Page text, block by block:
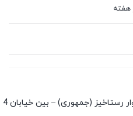
شعبه اداری 1: کرج – گوهردشت – بلوار رستاخیز (جمهوری) – بین خیابان 4